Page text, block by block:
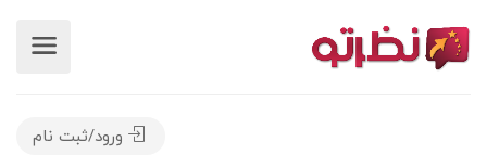
ورود/ثبت نام